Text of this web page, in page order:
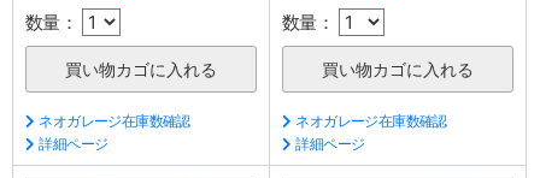
数量：
ネオガレージ在庫数確認
詳細ページ
数量：
ネオガレージ在庫数確認
詳細ページ